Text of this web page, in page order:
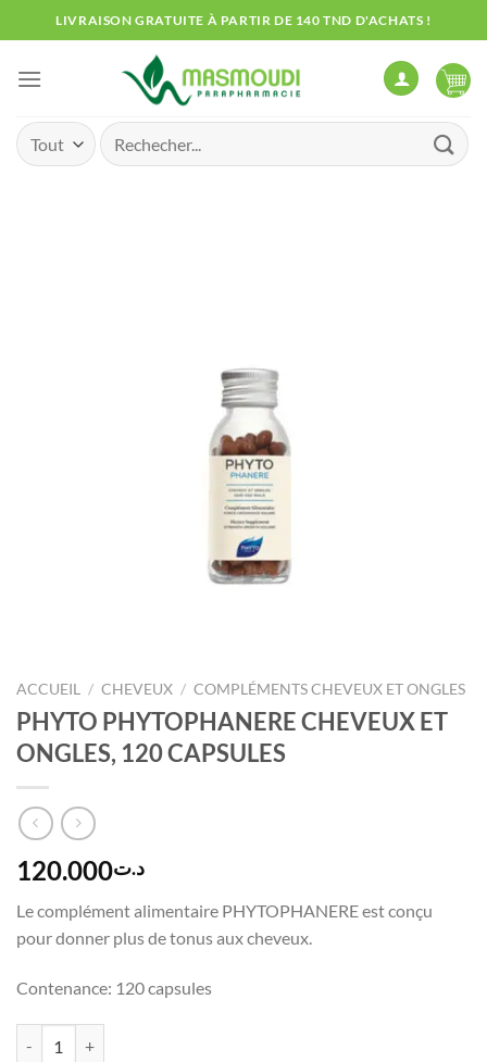
au
contenu
LIVRAISON GRATUITE À PARTIR DE 140 TND D'ACHATS !
Recherche
pour :
ACCUEIL / CHEVEUX / COMPLÉMENTS CHEVEUX ET ONGLES
PHYTO PHYTOPHANERE CHEVEUX ET
ONGLES, 120 CAPSULES
د.ت120.000
Le complément alimentaire PHYTOPHANERE est conçu
pour donner plus de tonus aux cheveux.
Contenance: 120 capsules